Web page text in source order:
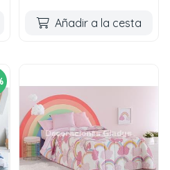
Añadir a la cesta